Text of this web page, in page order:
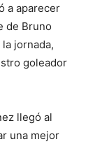
a aparecer
de Bruno
jornada,
goleador
llegó al
una mejor